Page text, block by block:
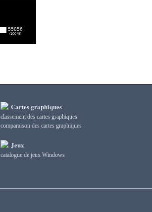
55856
(100 %)
Cartes graphiques
classement des cartes graphiques
сomparaison des cartes graphiques
Jeux
catalogue de jeux Windows